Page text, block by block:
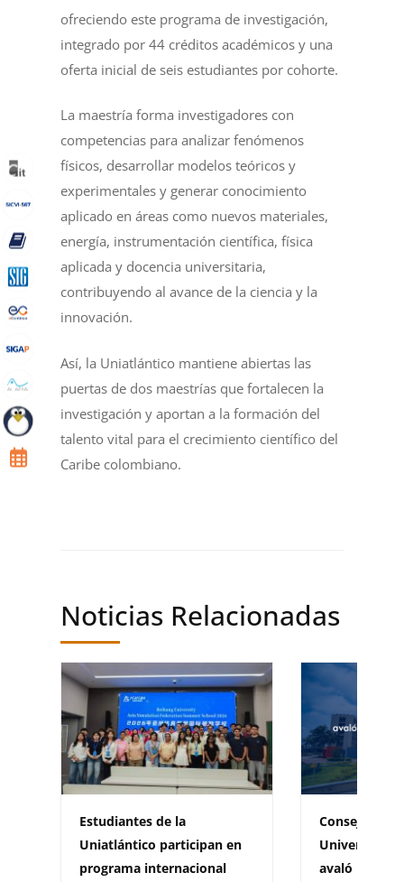
ofreciendo este programa de investigación,
integrado por 44 créditos académicos y una
oferta inicial de seis estudiantes por cohorte.
La maestría forma investigadores con
competencias para analizar fenómenos
físicos, desarrollar modelos teóricos y
experimentales y generar conocimiento
aplicado en áreas como nuevos materiales,
energía, instrumentación científica, física
aplicada y docencia universitaria,
contribuyendo al avance de la ciencia y la
innovación.
Así, la Uniatlántico mantiene abiertas las
puertas de dos maestrías que fortalecen la
investigación y aportan a la formación del
talento vital para el crecimiento científico del
Caribe colombiano.
Noticias Relacionadas
Estudiantes de la
Uniatlántico participan en
programa internacional
Consejo
Universidad
avaló la